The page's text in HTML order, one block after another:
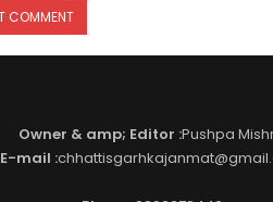
Owner & amp; Editor :Pushpa
E-mail :